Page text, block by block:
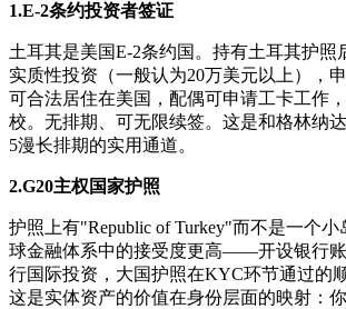
1.E-2条约投资者签证
土耳其是美国E-2条约国。持有土耳其护照
实质性投资（一般认为20万美元以上），
可合法居住在美国，配偶可申请工卡工作
校。无排期、可无限续签。这是和格林纳
5漫长排期的实用通道。
2.G20主权国家护照
护照上有"Republic of Turkey"而不是一个
球金融体系中的接受度更高——开设银行
行国际投资，大国护照在KYC环节通过的
这是实体资产的价值在身份层面的映射：